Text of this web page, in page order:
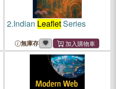
2.Indian LeafletSeries
無庫存